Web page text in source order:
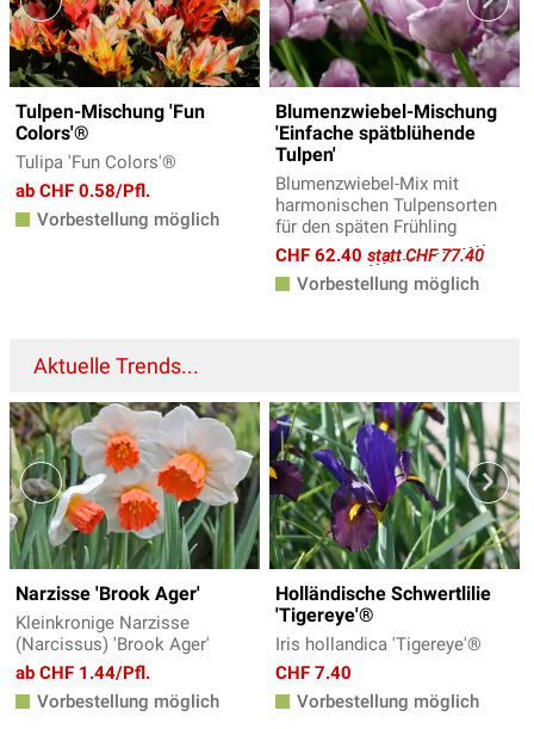
Tulpen-Mischung 'Fun
Colors'®
Tulipa 'Fun Colors'®
ab CHF 0.58/Pfl.
Vorbestellung möglich
Blumenzwiebel-Mischung
'Einfache spätblühende
Tulpen'
Blumenzwiebel-Mix mit
harmonischen Tulpensorten
für den späten Frühling
CHF 62.40 statt CHF 77.40
Vorbestellung möglich
Aktuelle Trends...
Narzisse 'Brook Ager'
Kleinkronige Narzisse
(Narcissus) 'Brook Ager'
ab CHF 1.44/Pfl.
Vorbestellung möglich
Holländische Schwertlilie
'Tigereye'®
Iris hollandica 'Tigereye'®
CHF 7.40
Vorbestellung möglich